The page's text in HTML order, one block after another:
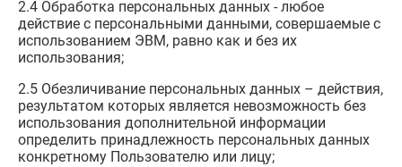
2.4 Обработка персональных данных - любое
действие с персональными данными, совершаемые с
использованием ЭВМ, равно как и без их
использования;
2.5 Обезличивание персональных данных – действия,
результатом которых является невозможность без
использования дополнительной информации
определить принадлежность персональных данных
конкретному Пользователю или лицу;